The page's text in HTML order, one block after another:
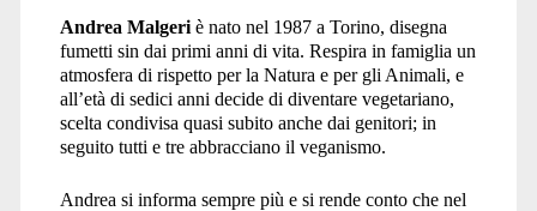
Andrea Malgeriè nato nel 1987 a Torino, disegna
fumetti sin dai primi anni di vita. Respira in famiglia un
atmosfera di rispetto per la Natura e per gli Animali, e
all’età di sedici anni decide di diventare vegetariano,
scelta condivisa quasi subito anche dai genitori; in
seguito tutti e tre abbracciano il veganismo.
Andrea si informa sempre più e si rende conto che nel